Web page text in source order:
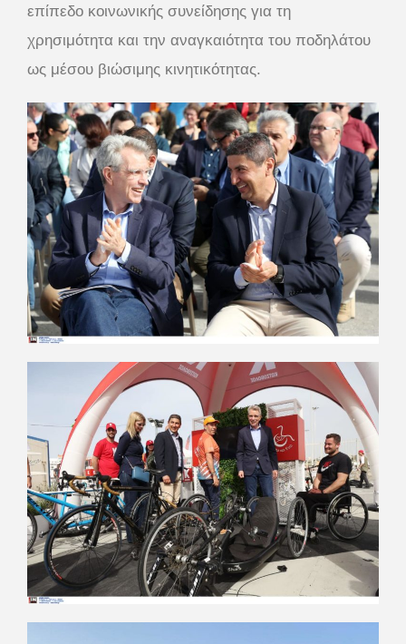
επίπεδο κοινωνικής συνείδησης για τη
χρησιμότητα και την αναγκαιότητα του ποδηλάτου
ως μέσου βιώσιμης κινητικότητας.